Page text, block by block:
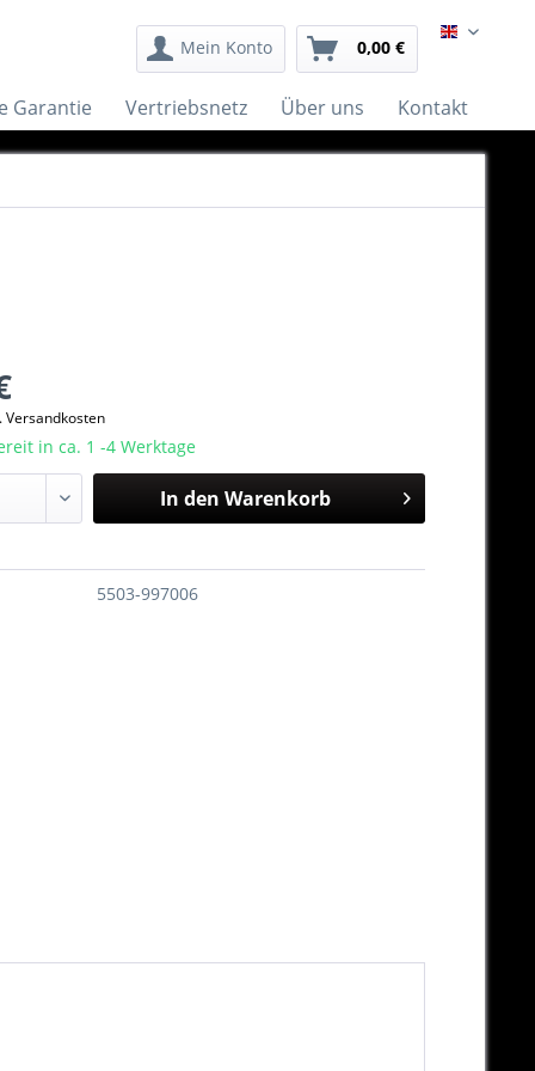
Mein Konto 0,00 € English
Garantie Vertriebsnetz Über uns Kontakt
Versandkosten
in ca. 1 -4 Werktage
In den Warenkorb
5503-997006